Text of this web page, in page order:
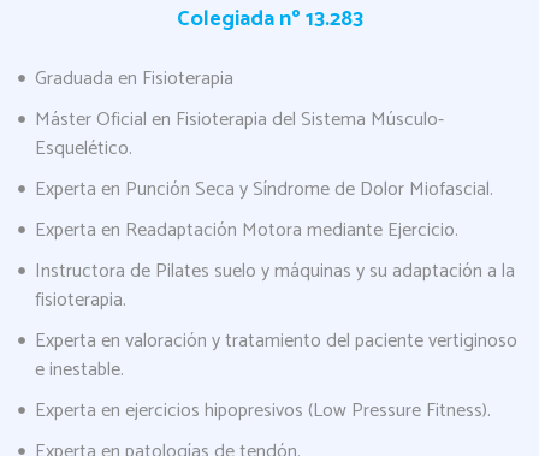
Colegiada nº 13.283
Graduada en Fisioterapia
Máster Oficial en Fisioterapia del Sistema Músculo-
Esquelético.
Experta en Punción Seca y Síndrome de Dolor Miofascial.
Experta en Readaptación Motora mediante Ejercicio.
Instructora de Pilates suelo y máquinas y su adaptación a la
fisioterapia.
Experta en valoración y tratamiento del paciente vertiginoso
e inestable.
Experta en ejercicios hipopresivos (Low Pressure Fitness).